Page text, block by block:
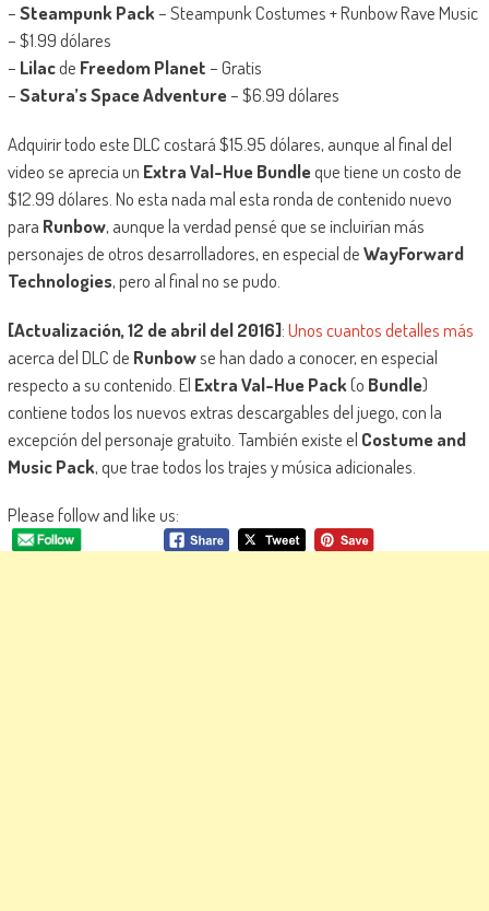
–Steampunk Pack– Steampunk Costumes + Runbow Rave Music
– $1.99 dólares
– Lilacde Freedom Planet– Gratis
–Satura’s Space Adventure– $6.99 dólares
Adquirir todo este DLC costará $15.95 dólares, aunque al final del
video se aprecia un Extra Val-Hue Bundleque tiene un costo de
$12.99 dólares. No esta nada mal esta ronda de contenido nuevo
para Runbow, aunque la verdad pensé que se incluirían más
personajes de otros desarrolladores, en especial deWayForward
Technologies, pero al final no se pudo.
[Actualización, 12 de abril del 2016]:Unos cuantos detalles más
acerca del DLC de Runbowse han dado a conocer, en especial
respecto a su contenido. El Extra Val-Hue Pack(o Bundle)
contiene todos los nuevos extras descargables del juego, con la
excepción del personaje gratuito. También existe el Costume and
Music Pack, que trae todos los trajes y música adicionales.
Please follow and like us: